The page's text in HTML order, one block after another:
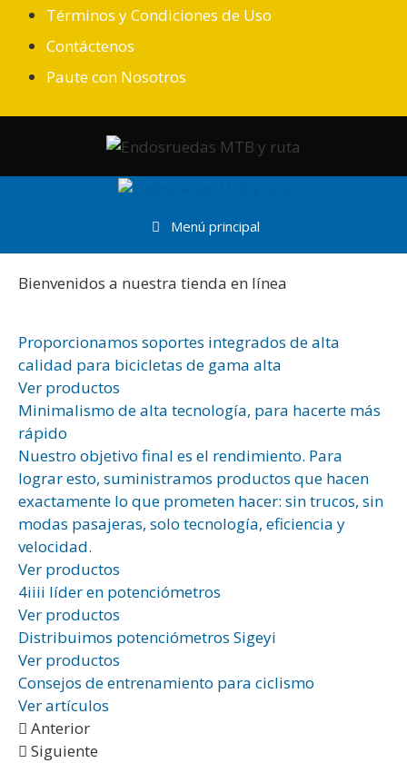
Saltar
contenido
Términos y Condiciones de Uso
Contáctenos
Paute con Nosotros
Menú principal
Bienvenidos a nuestra tienda en línea
Proporcionamos soportes integrados de alta
calidad para bicicletas de gama alta
Ver productos
Minimalismo de alta tecnología, para hacerte más
rápido
Nuestro objetivo final es el rendimiento. Para
lograr esto, suministramos productos que hacen
exactamente lo que prometen hacer: sin trucos, sin
modas pasajeras, solo tecnología, eficiencia y
velocidad.
Ver productos
4iiii líder en potenciómetros
Ver productos
Distribuimos potenciómetros Sigeyi
Ver productos
Consejos de entrenamiento para ciclismo
Ver artículos
Anterior
Siguiente